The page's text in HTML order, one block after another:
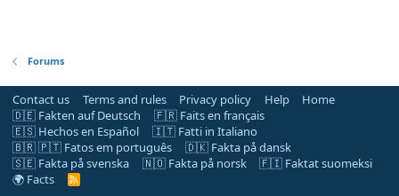
Forums
Contact us Terms and rules Privacy policy Help
Home
🇩🇪 Fakten auf Deutsch
🇫🇷 Faits en français
🇪🇸 Hechos en Español
🇮🇹 Fatti in Italiano
🇧🇷 🇵🇹 Fatos em português
🇩🇰 Fakta på dansk
🇸🇪 Fakta på svenska
🇳🇴 Fakta på norsk
🇫🇮 Faktat suomeksi
🌍 Facts
R